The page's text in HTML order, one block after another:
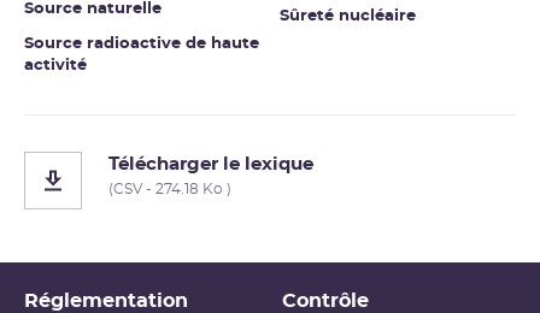
Source naturelle
Source radioactive de haute
activité
Sûreté nucléaire
Télécharger le lexique
(CSV - 274.18 Ko )
Réglementation Contrôle